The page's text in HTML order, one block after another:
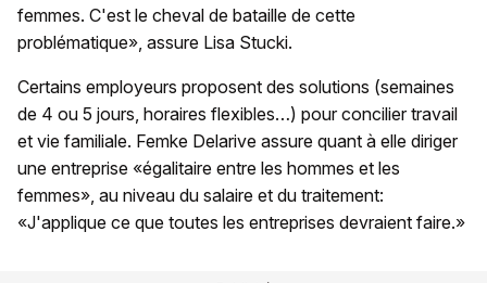
femmes. C'est le cheval de bataille de cette
problématique», assure Lisa Stucki.
Certains employeurs proposent des solutions (semaines
de 4 ou 5 jours, horaires flexibles…) pour concilier travail
et vie familiale. Femke Delarive assure quant à elle diriger
une entreprise «égalitaire entre les hommes et les
femmes», au niveau du salaire et du traitement:
«J'applique ce que toutes les entreprises devraient faire.»